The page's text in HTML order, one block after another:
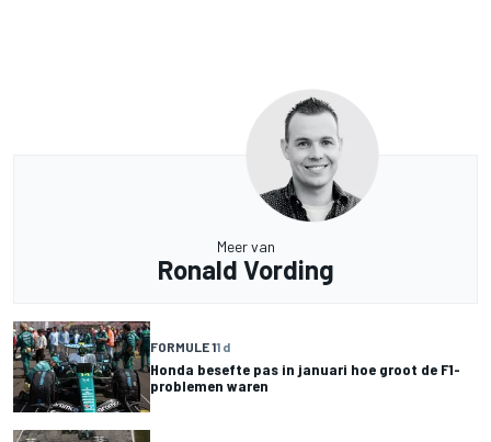
Meer van
Ronald Vording
FORMULE 11 d
Honda besefte pas in januari hoe groot de F1-
problemen waren